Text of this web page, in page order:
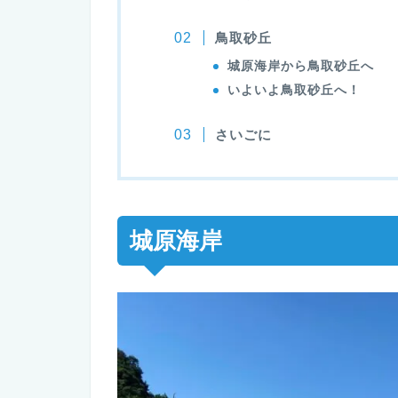
鳥取砂丘
城原海岸から鳥取砂丘へ
いよいよ鳥取砂丘へ！
さいごに
城原海岸